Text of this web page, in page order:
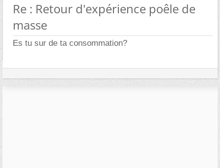
Re : Retour d'expérience poêle de
masse
Es tu sur de ta consommation?